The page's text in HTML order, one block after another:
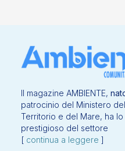
Il magazine AMBIENTE,
patrocinio del Ministero
Territorio e del Mare, ha
prestigioso del settore
[ continua a leggere ]